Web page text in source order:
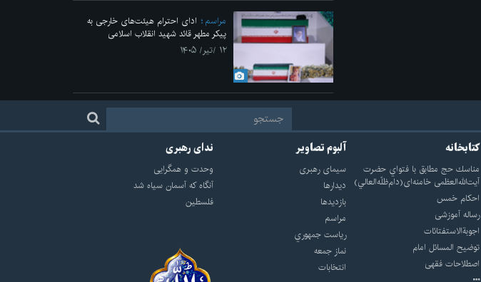
مراسم
ادای احترام هیئت‌های خارجی به
پیکر مطهر قائد شهید انقلاب اسلامی
۱۲ /تیر/ ۱۴۰۵
کتابخانه
مناسك حج مطابق با فتواي حضرت
آيت‌الله‌العظمى خامنه‌اى(دام‌ظلّه‌العالي)
احکام خمس
رساله آموزشی
اجوبة‌الاستفتائات
توضيح المسائل امام
اصطلاحات فقهى
آلبوم تصاویر
سيماى رهبرى
ديدارها
بازديدها
مراسم
رياست جمهوري
نماز جمعه
انتخابات
ندای رهبری
وحدت و همگرایی
آنگاه که آسمان سیاه شد
فلسطین